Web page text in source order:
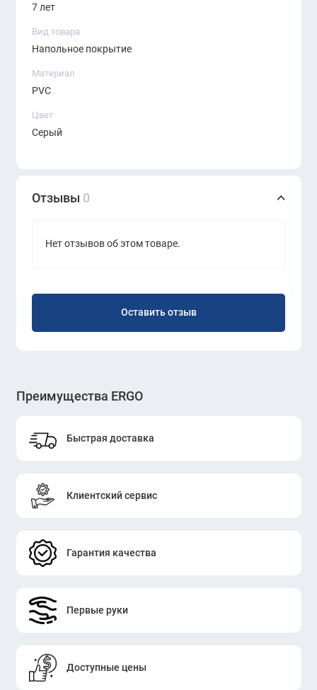
7 лет
Вид товара
Напольное покрытие
Материал
PVC
Цвет
Серый
Отзывы 0
Нет отзывов об этом товаре.
Оставить отзыв
Преимущества ERGO
Быстрая доставка
Клиентский сервис
Гарантия качества
Первые руки
Доступные цены